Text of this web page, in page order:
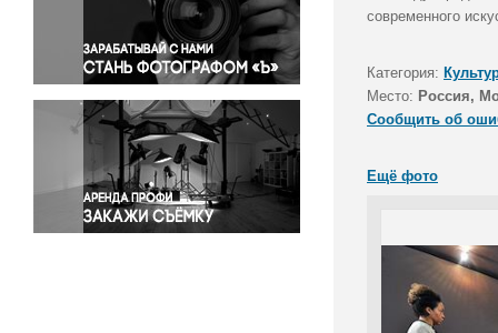
Правосудие
Происшествия и конфликты
Религия
Светская жизнь
Спорт
Экология
Экономика и бизнес
современного
Категория:
Место: Россия,
Сообщить об
Ещё фото